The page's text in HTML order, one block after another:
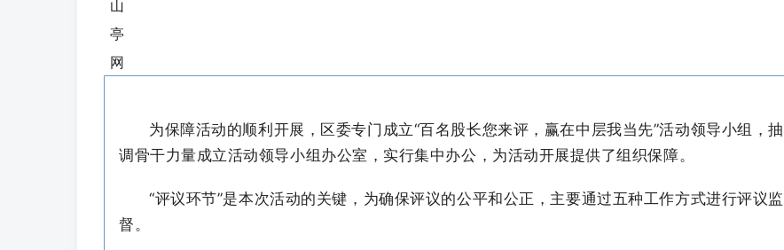
为保障活动的顺利开展，区委专门成立“百名股长您来评，赢在中层我当先”活动领导小组，抽
调骨干力量成立活动领导小组办公室，实行集中办公，为活动开展提供了组织保障。
“评议环节”是本次活动的关键，为确保评议的公平和公正，主要通过五种工作方式进行评议监
督。